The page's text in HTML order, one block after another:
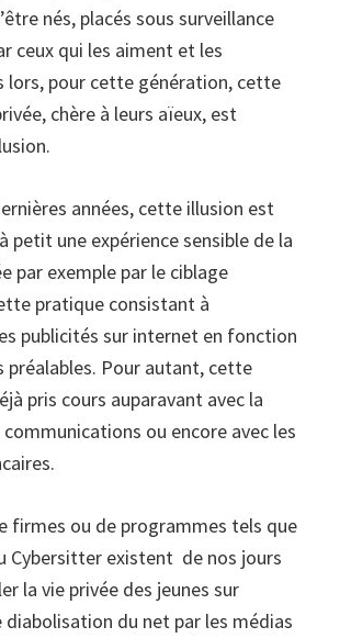
nés, placés sous surveillance
ceux qui les aiment et les
lors, pour cette génération, cette
chère à leurs aïeux, est
années, cette illusion est
petit une expérience sensible de la
par exemple par le ciblage
pratique consistant à
publicités sur internet en fonction
préalables. Pour autant, cette
pris cours auparavant avec la
ou encore avec les
firmes ou de programmes tels que
Cybersitter existent de nos jours
la vie privée des jeunes sur
du net par les médias